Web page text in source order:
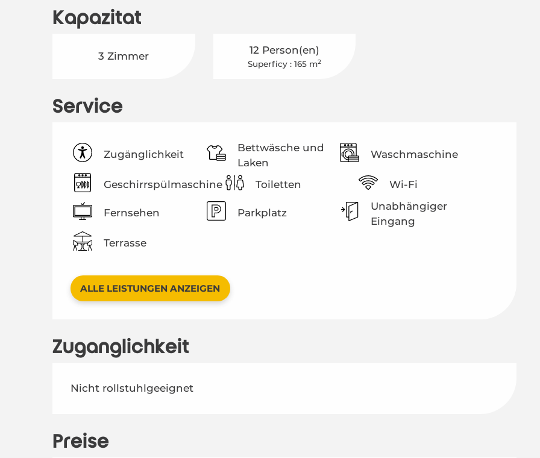
Kapazität
3 Zimmer 12 Person(en)
Superficy : 165 m2
Service
Zugänglichkeit
Bettwäsche und
Laken
Waschmaschine
Geschirrspülmaschine Toiletten Wi-Fi
Fernsehen Parkplatz
Unabhängiger
Eingang
Terrasse
ALLE LEISTUNGEN ANZEIGEN
Zugänglichkeit
Nicht rollstuhlgeeignet
Preise